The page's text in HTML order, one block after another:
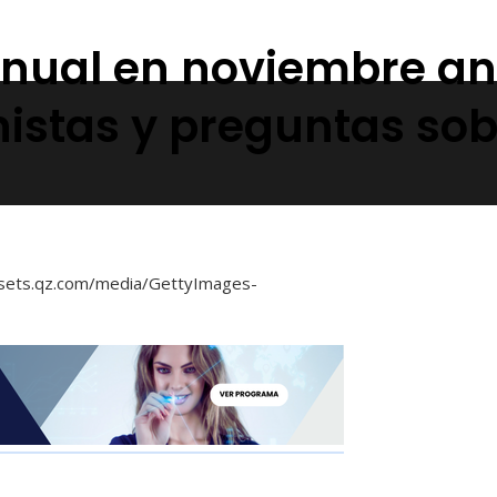
en noviembre
y preguntas